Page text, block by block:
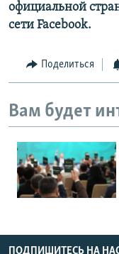
официальной
сети Facebook.
Поделиться
Вам будет
ПОДПИШИТЕСЬ НА